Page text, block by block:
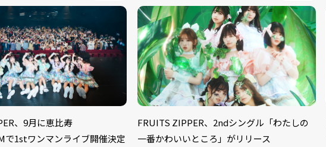
、9月に恵比寿
で1stワンマンライブ開催決定
FRUITS ZIPPER、2ndシングル「わたしの
一番かわいいところ」がリリース